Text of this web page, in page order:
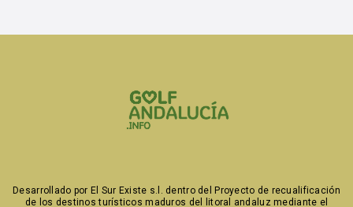
Desarrollado por El Sur Existe s.l. dentro del Proyecto de recualificación
de los destinos turísticos maduros del litoral andaluz mediante el